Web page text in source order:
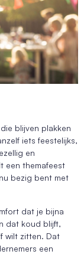
blijven plakken
iets feestelijks,
en
een themafeest
bezig bent met
dat je bijna
dat koud blijft,
wilt zitten. Dat
een